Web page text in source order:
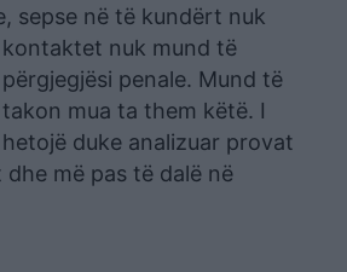
sepse në të kundërt nuk
nuk mund të
penale. Mund të
mua ta them këtë. I
duke analizuar provat
më pas të dalë në